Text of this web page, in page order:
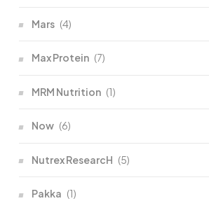
Mars (4)
Max Protein (7)
MRM Nutrition (1)
Now (6)
Nutrex ResearcH (5)
Pakka (1)